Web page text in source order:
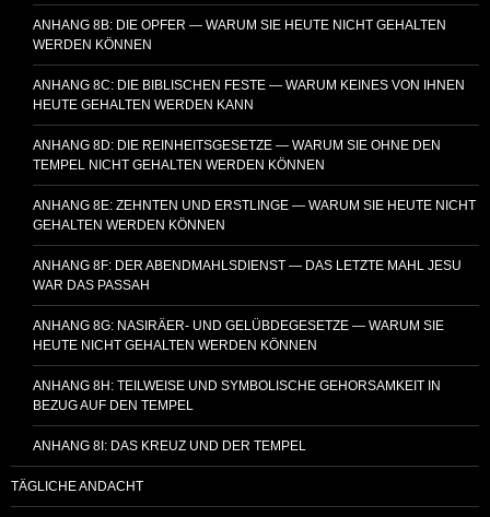
ANHANG 8B: DIE OPFER — WARUM SIE HEUTE NICHT GEHALTEN
WERDEN KÖNNEN
ANHANG 8C: DIE BIBLISCHEN FESTE — WARUM KEINES VON IHNEN
HEUTE GEHALTEN WERDEN KANN
ANHANG 8D: DIE REINHEITSGESETZE — WARUM SIE OHNE DEN
TEMPEL NICHT GEHALTEN WERDEN KÖNNEN
ANHANG 8E: ZEHNTEN UND ERSTLINGE — WARUM SIE HEUTE NICHT
GEHALTEN WERDEN KÖNNEN
ANHANG 8F: DER ABENDMAHLSDIENST — DAS LETZTE MAHL JESU
WAR DAS PASSAH
ANHANG 8G: NASIRÄER- UND GELÜBDEGESETZE — WARUM SIE
HEUTE NICHT GEHALTEN WERDEN KÖNNEN
ANHANG 8H: TEILWEISE UND SYMBOLISCHE GEHORSAMKEIT IN
BEZUG AUF DEN TEMPEL
ANHANG 8I: DAS KREUZ UND DER TEMPEL
TÄGLICHE ANDACHT